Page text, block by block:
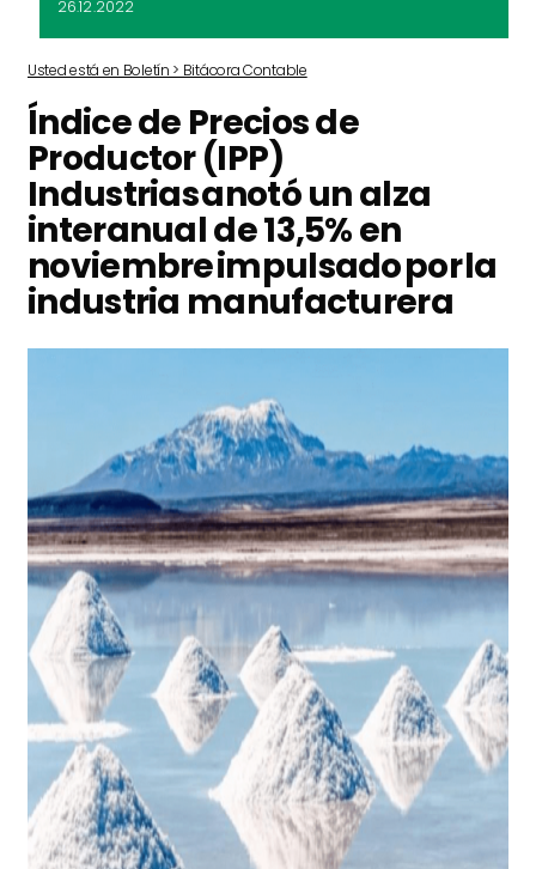
26.12.2022
Usted está en Boletín > Bitácora Contable
Índice de Precios de
Productor (IPP)
Industrias anotó un alza
interanual de 13,5% en
noviembre impulsado por la
industria manufacturera